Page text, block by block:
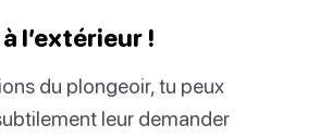
l’extérieur !
du plongeoir, tu peux
leur demander